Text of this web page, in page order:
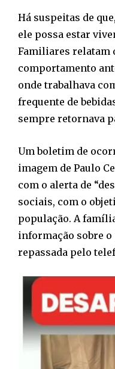
Há suspeitas de
ele possa estar
Familiares relatam
comportamento
onde trabalhava
frequente de
sempre retornava
Um boletim de
imagem de Paulo
com o alerta de
sociais, com o
população. A
informação sobre
repassada pelo